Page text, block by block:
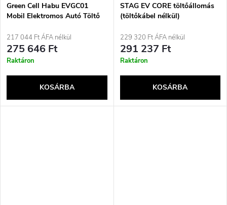
Green Cell Habu EVGC01
Mobil Elektromos Autó Töltő
Fali Doboz Fekete
217 044 Ft ÁFA nélkül
275 646 Ft
Raktáron
KOSÁRBA
STAG EV CORE töltőállomás
(töltőkábel nélkül)
229 320 Ft ÁFA nélkül
291 237 Ft
Raktáron
KOSÁRBA